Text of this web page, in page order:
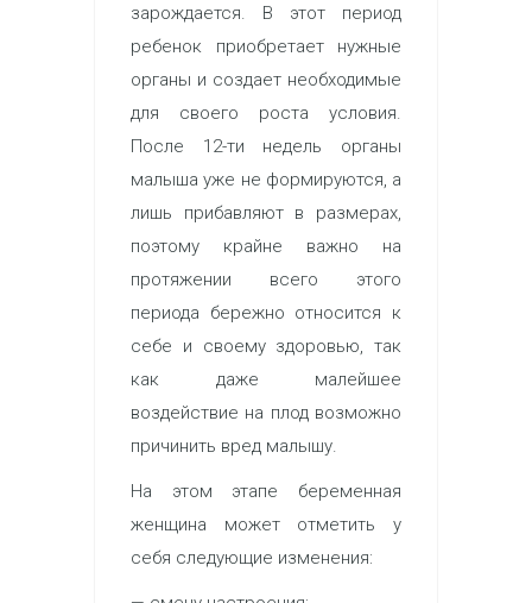
зарождается. В этот период
ребенок приобретает нужные
органы и создает необходимые
для своего роста условия.
После 12-ти недель органы
малыша уже не формируются, а
лишь прибавляют в размерах,
поэтому крайне важно на
протяжении всего этого
периода бережно относится к
себе и своему здоровью, так
как даже малейшее
воздействие на плод возможно
причинить вред малышу.
На этом этапе беременная
женщина может отметить у
себя следующие изменения: